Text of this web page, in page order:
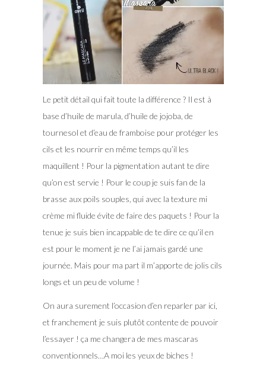
Le petit détail qui fait toute la différence ? Il est à
base d’huile de marula, d’huile de jojoba, de
tournesol et d’eau de framboise pour protéger les
cils et les nourrir en même temps qu’il les
maquillent ! Pour la pigmentation autant te dire
qu’on est servie ! Pour le coup je suis fan de la
brasse aux poils souples, qui avec la texture mi
crème mi fluide évite de faire des paquets ! Pour la
tenue je suis bien incappable de te dire ce qu’il en
est pour le moment je ne l’ai jamais gardé une
journée. Mais pour ma part il m’apporte de jolis cils
longs et un peu de volume !
On aura surement l’occasion d’en reparler par ici,
et franchement je suis plutôt contente de pouvoir
l’essayer ! ça me changera de mes mascaras
conventionnels…A moi les yeux de biches !